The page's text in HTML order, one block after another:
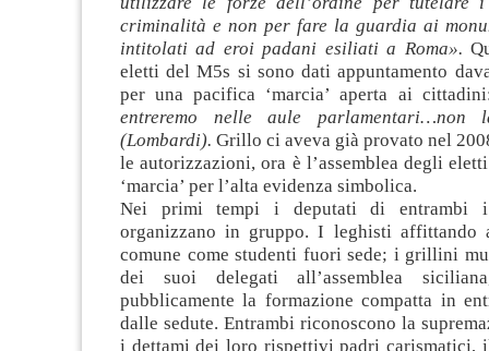
criminalità e non per fare la guardia ai
intitolati ad eroi padani esiliati a Roma».
eletti del M5s si sono dati appuntamento
per una pacifica ‘marcia’ aperta ai
entreremo nelle aule parlamentari…non
(Lombardi). Grillo ci aveva già provato nel
le autorizzazioni, ora è l’assemblea degli
‘marcia’ per l’alta evidenza simbolica.
Nei primi tempi i deputati di entrambi
organizzano in gruppo. I leghisti affittando
comune come studenti fuori sede; i grillini
dei suoi delegati all’assemblea
pubblicamente la formazione compatta in
dalle sedute. Entrambi riconoscono la
i dettami dei loro rispettivi padri carismatici,